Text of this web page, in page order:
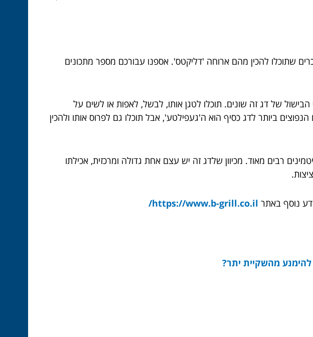
שתוכלו להכין מהם ארוחה 'דליקטס'. אספנו עבורכם מספר מתכונים
של דג זה שונים. תוכלו לטגן אותו, לבשל, לאפות או לשים על
ביותר לדג כסיף הוא ה'געפילטע', אבל תוכלו גם לפרוס אותו ולהכין
רבים מאוד. מכיוון שלדג זה יש עצם אחת גדולה ומרכזית, אכילתו
נוסף באתר https://www.b-grill.co.il/
מהשקיית יתר?